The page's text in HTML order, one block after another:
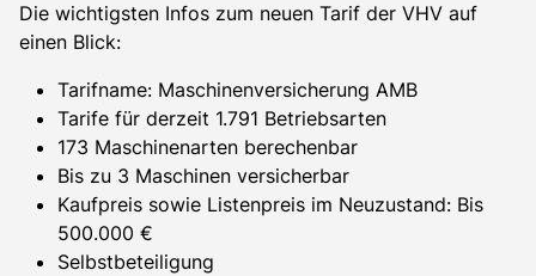
Die wichtigsten Infos zum neuen Tarif der VHV auf
einen Blick:
Tarifname: Maschinenversicherung AMB
Tarife für derzeit 1.791 Betriebsarten
173 Maschinenarten berechenbar
Bis zu 3 Maschinen versicherbar
Kaufpreis sowie Listenpreis im Neuzustand: Bis
500.000 €
Selbstbeteiligung